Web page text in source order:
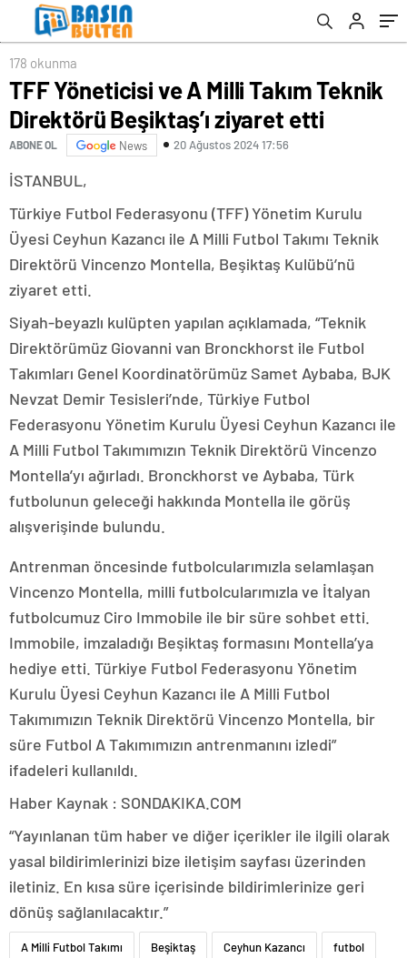
178 okunma
TFF Yöneticisi ve A Milli Takım Teknik
Direktörü Beşiktaş’ı ziyaret etti
ABONE OL News 20 Ağustos 2024 17:56
İSTANBUL,
Türkiye Futbol Federasyonu (TFF) Yönetim Kurulu
Üyesi Ceyhun Kazancı ile A Milli Futbol Takımı Teknik
Direktörü Vincenzo Montella, Beşiktaş Kulübü’nü
ziyaret etti.
Siyah-beyazlı kulüpten yapılan açıklamada, “Teknik
Direktörümüz Giovanni van Bronckhorst ile Futbol
Takımları Genel Koordinatörümüz Samet Aybaba, BJK
Nevzat Demir Tesisleri’nde, Türkiye Futbol
Federasyonu Yönetim Kurulu Üyesi Ceyhun Kazancı ile
A Milli Futbol Takımımızın Teknik Direktörü Vincenzo
Montella’yı ağırladı. Bronckhorst ve Aybaba, Türk
futbolunun geleceği hakkında Montella ile görüş
alışverişinde bulundu.
Antrenman öncesinde futbolcularımızla selamlaşan
Vincenzo Montella, milli futbolcularımızla ve İtalyan
futbolcumuz Ciro Immobile ile bir süre sohbet etti.
Immobile, imzaladığı Beşiktaş formasını Montella’ya
hediye etti. Türkiye Futbol Federasyonu Yönetim
Kurulu Üyesi Ceyhun Kazancı ile A Milli Futbol
Takımımızın Teknik Direktörü Vincenzo Montella, bir
süre Futbol A Takımımızın antrenmanını izledi”
ifadeleri kullanıldı.
Haber Kaynak : SONDAKIKA.COM
“Yayınlanan tüm haber ve diğer içerikler ile ilgili olarak
yasal bildirimlerinizi bize iletişim sayfası üzerinden
iletiniz. En kısa süre içerisinde bildirimlerinize geri
dönüş sağlanılacaktır.”
A Milli Futbol Takımı Beşiktaş Ceyhun Kazancı futbol